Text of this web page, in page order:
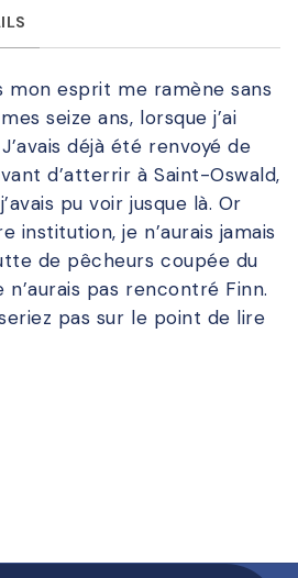
mon esprit me ramène sans
seize ans, lorsque j’ai
déjà été renvoyé de
d’atterrir à Saint-Oswald,
pu voir jusque là. Or
institution, je n’aurais jamais
de pêcheurs coupée du
n’aurais pas rencontré Finn.
pas sur le point de lire